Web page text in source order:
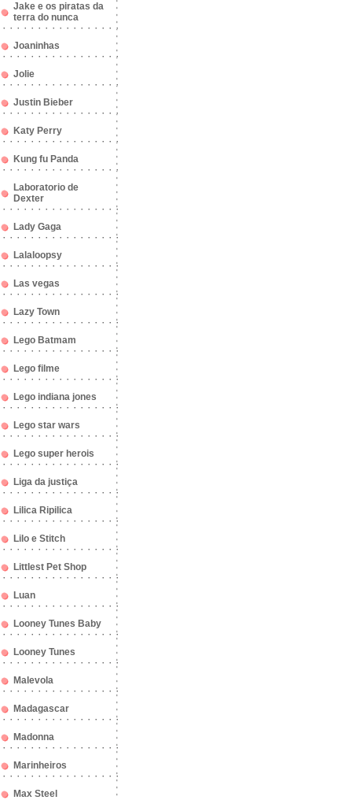
Jake e os piratas da
terra do nunca
Joaninhas
Jolie
Justin Bieber
Katy Perry
Kung fu Panda
Laboratorio de
Dexter
Lady Gaga
Lalaloopsy
Las vegas
Lazy Town
Lego Batmam
Lego filme
Lego indiana jones
Lego star wars
Lego super herois
Liga da justiça
Lilica Ripilica
Lilo e Stitch
Littlest Pet Shop
Luan
Looney Tunes Baby
Looney Tunes
Malevola
Madagascar
Madonna
Marinheiros
Max Steel